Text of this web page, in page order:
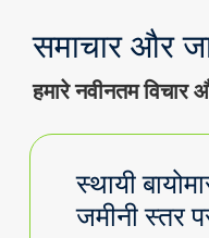
समाचार और
हमारे नवीनतम
स्थायी
जमीनी स्तर